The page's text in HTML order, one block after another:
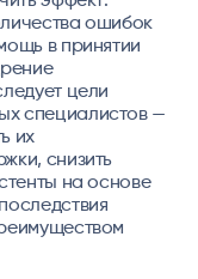
ошибок
в принятии
цели
специалистов —
их
снизить
на основе